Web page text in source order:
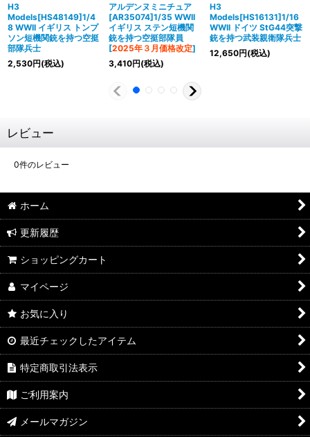
H3
Models[HS48149]1/4
8 WWII イギリス トンプ
ソン短機関銃を持つ空挺
部隊兵士
2,530円(税込)
アルデンヌミニチュア
[AR35074]1/35 WWII
イギリス ステン短機関
銃を持つ空挺部隊員
[2025年３月価格改定]
3,410円(税込)
H3
Models[HS16131]1/16
WWII ドイツ StG44突撃
銃を持つ武装親衛隊兵士
12,650円(税込)
レビュー
0件のレビュー
ホーム
更新履歴
ショッピングカート
マイページ
お気に入り
最近チェックしたアイテム
特定商取引法表示
ご利用案内
メールマガジン